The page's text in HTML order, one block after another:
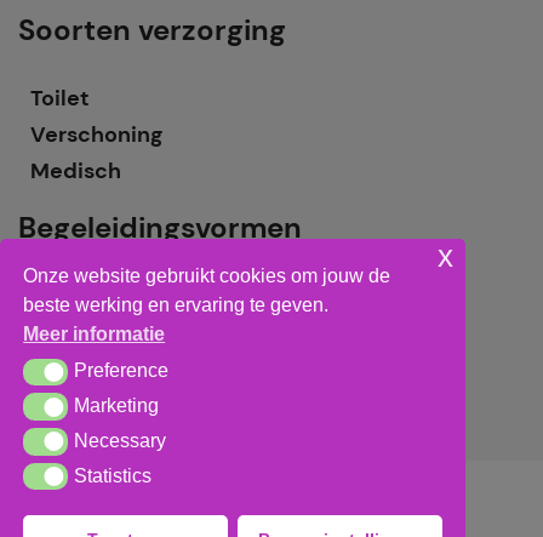
Soorten verzorging
Toilet
Verschoning
Medisch
Begeleidingsvormen
Grote groepsbegeleiding
Kleine groepsbegeleiding
Individuele begeleiding
cookieverklaring
Onze website gebruikt cookies om jouw de
beste werking en ervaring te geven.
Meer informatie
PreferencePreference
MarketingMarketing
NecessaryNecessary
StatisticsStatistics
x